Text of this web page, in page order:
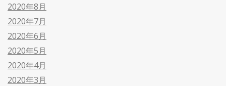
2020年8月
2020年7月
2020年6月
2020年5月
2020年4月
2020年3月